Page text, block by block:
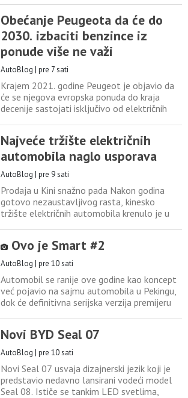
junu je pala za 1 odsto i sada iznosi 27.229
evra. Time je nastavljen trend pada cena koji
traje od početka godine, pa je prosečna
oglašena cena danas
Obećanje Peugeota da će do
2030. izbaciti benzince iz
ponude više ne važi
AutoBlog | pre 7 sati
Krajem 2021. godine Peugeot je objavio da
će se njegova evropska ponuda do kraja
decenije sastojati isključivo od električnih
električna modela, uključujući novi električni
208 i električni 2008. Oba će biti
predstavljena paralelno s osveženim
benzinskim i hibridnim verzijama
Najveće tržište električnih
automobila naglo usporava
AutoBlog | pre 9 sati
Prodaja u Kini snažno pada Nakon godina
gotovo nezaustavljivog rasta, kinesko
tržište električnih automobila krenulo je u
električnih vozila, 14 posto manje nego u
istom periodu 2025. Slabija privredna
aktivnost i smanjenje državnih podsticaja su
posebno pogodili najpovoljnije
Ovo je Smart #2
AutoBlog | pre 10 sati
Automobil se ranije ove godine kao koncept
već pojavio na sajmu automobila u Pekingu,
dok će definitivna serijska verzija premijeru
mm i 2764 mm. Obe verzije zadržavaju širinu
od 1669 mm i visinu od 1555 mm, sa
međuosovinskim rastojanjem od 1875 mm.
Točkovi su
Novi BYD Seal 07
AutoBlog | pre 10 sati
Novi Seal 07 usvaja dizajnerski jezik koji je
predstavio nedavno lansirani vodeći model
Seal 08. Ističe se tankim LED svetlima,